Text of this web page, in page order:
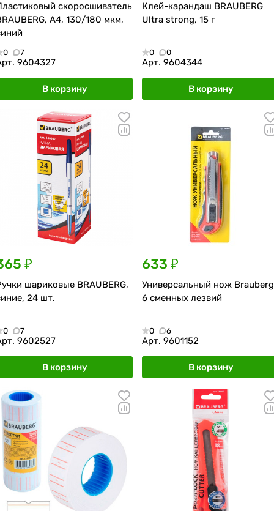
скоросшиватель
А4, 130/180 мкм,
0 7
9604327
В корзину
Клей-карандаш BRAUBERG
Ultra strong, 15 г
0 0
Арт. 9604344
В корзину
₽
шариковые BRAUBERG,
24 шт.
0 7
9602527
В корзину
633 ₽
Универсальный нож
6 сменных лезвий
0 6
Арт. 9601152
В корзину